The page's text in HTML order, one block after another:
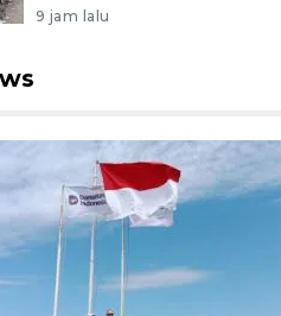
9 jam lalu